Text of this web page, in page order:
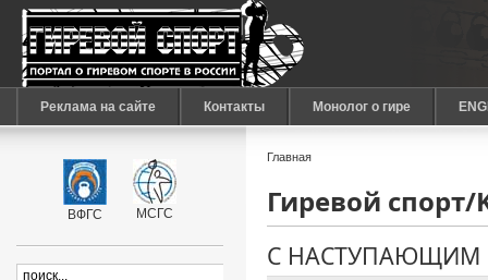
Реклама на сайте Контакты Монолог о гире
Главная
Гиревой
С НАСТУПАЮЩИМ
ВФГС МСГС